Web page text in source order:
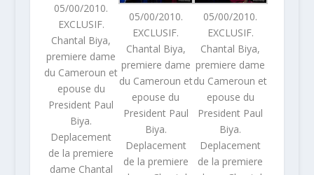
05/00/2010.
EXCLUSIF.
Chantal Biya,
premiere dame
du Cameroun et
epouse du
President Paul
Biya.
Deplacement
de la premiere
dame Chantal
05/00/2010.
EXCLUSIF.
Chantal Biya,
premiere dame
du Cameroun et
epouse du
President Paul
Biya.
Deplacement
de la premiere
05/00/2010.
EXCLUSIF.
Chantal Biya,
premiere dame
du Cameroun et
epouse du
President Paul
Biya.
Deplacement
de la premiere